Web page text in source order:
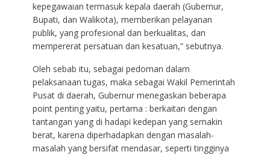
kepegawaian termasuk kepala daerah (Gubernur,
Bupati, dan Walikota), memberikan pelayanan
publik, yang profesional dan berkualitas, dan
mempererat persatuan dan kesatuan,” sebutnya.
Oleh sebab itu, sebagai pedoman dalam
pelaksanaan tugas, maka sebagai Wakil Pemerintah
Pusat di daerah, Gubernur menegaskan beberapa
point penting yaitu, pertama : berkaitan dengan
tantangan yang di hadapi kedepan yang semakin
berat, karena diperhadapkan dengan masalah-
masalah yang bersifat mendasar, seperti tingginya